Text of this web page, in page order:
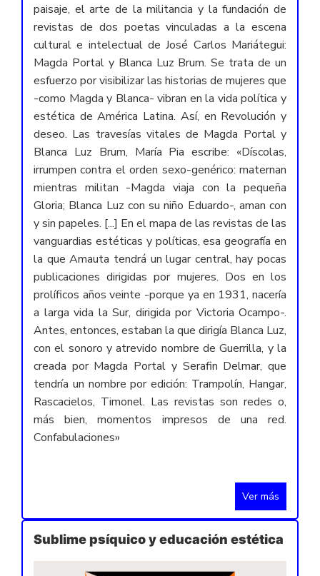
paisaje, el arte de la militancia y la fundación de
revistas de dos poetas vinculadas a la escena
cultural e intelectual de José Carlos Mariátegui:
Magda Portal y Blanca Luz Brum. Se trata de un
esfuerzo por visibilizar las historias de mujeres que
-como Magda y Blanca- vibran en la vida política y
estética de América Latina. Así, en Revolución y
deseo. Las travesías vitales de Magda Portal y
Blanca Luz Brum, María Pia escribe: «Díscolas,
irrumpen contra el orden sexo-genérico: maternan
mientras militan -Magda viaja con la pequeña
Gloria; Blanca Luz con su niño Eduardo-, aman con
y sin papeles. [...] En el mapa de las revistas de las
vanguardias estéticas y políticas, esa geografía en
la que Amauta tendrá un lugar central, hay pocas
publicaciones dirigidas por mujeres. Dos en los
prolíficos años veinte -porque ya en 1931, nacería
a larga vida la Sur, dirigida por Victoria Ocampo-.
Antes, entonces, estaban la que dirigía Blanca Luz,
con el sonoro y atrevido nombre de Guerrilla, y la
creada por Magda Portal y Serafin Delmar, que
tendría un nombre por edición: Trampolín, Hangar,
Rascacielos, Timonel. Las revistas son redes o,
más bien, momentos impresos de una red.
Confabulaciones»
Ver más
Sublime psíquico y educación estética